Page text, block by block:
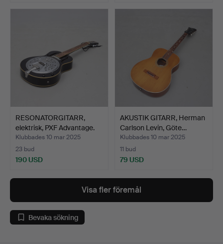
RESONATORGITARR,
elektrisk, PXF Advantage.
Klubbades 10 mar 2025
23 bud
190 USD
AKUSTIK GITARR, Herman
Carlson Levin, Göte…
Klubbades 10 mar 2025
11 bud
79 USD
Visa fler föremål
Bevaka sökning